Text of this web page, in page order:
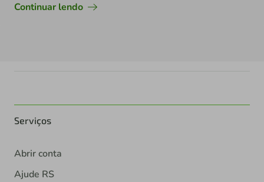
Continuar lendo
Serviços
Abrir conta
Ajude RS